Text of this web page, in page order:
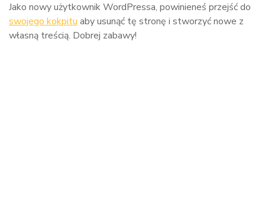
Jako nowy użytkownik WordPressa, powinieneś przejść do
swojego kokpitu aby usunąć tę stronę i stworzyć nowe z
własną treścią. Dobrej zabawy!